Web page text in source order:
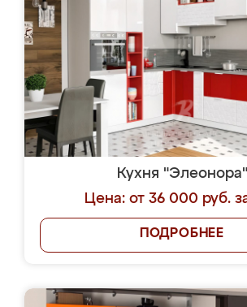
Кухня "Элеонора"
Цена: от 36 000 руб.
ПОДРОБНЕЕ